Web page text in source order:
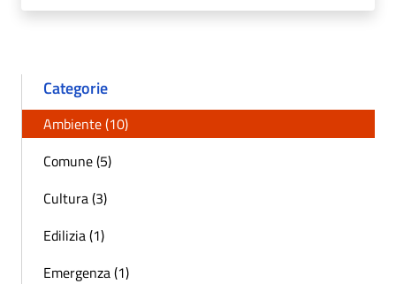
Categorie
Ambiente (10)
Comune (5)
Cultura (3)
Edilizia (1)
Emergenza (1)